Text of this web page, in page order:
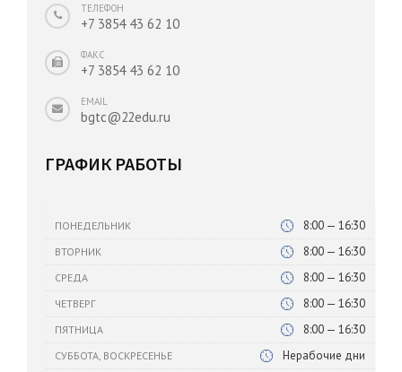
ТЕЛЕФОН
+7 3854 43 62 10
ФАКС
+7 3854 43 62 10
EMAIL
bgtc@22edu.ru
ГРАФИК РАБОТЫ
ПОНЕДЕЛЬНИК 8:00 — 16:30
ВТОРНИК 8:00 — 16:30
СРЕДА 8:00 — 16:30
ЧЕТВЕРГ 8:00 — 16:30
ПЯТНИЦА 8:00 — 16:30
СУББОТА, ВОСКРЕСЕНЬЕ Нерабочие дни